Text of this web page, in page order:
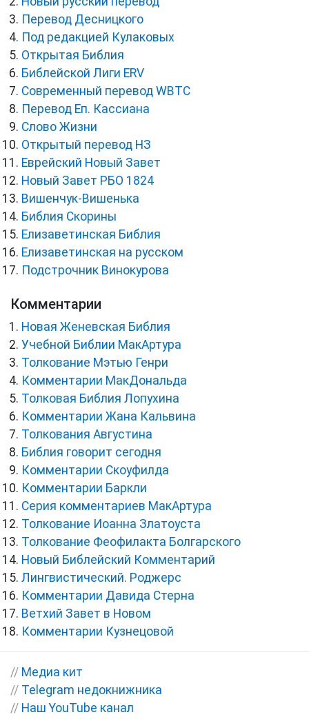
Перевод Десницкого
Под редакцией Кулаковых
Открытая Библия
Библейской Лиги ERV
Cовременный перевод WBTC
Перевод Еп. Кассиана
Слово Жизни
Открытый перевод НЗ
Еврейский Новый Завет
Новый Завет РБО 1824
Вишенчук-Вишенька
Библия Скорины
Елизаветинская Библия
Елизаветинская на русском
Подстрочник Винокурова
Комментарии
Новая Женевская Библия
Учебной Библии МакАртура
Толкование Мэтью Генри
Комментарии МакДональда
Толковая Библия Лопухина
Комментарии Жана Кальвина
Толкования Августина
Библия говорит сегодня
Комментарии Скоуфилда
Комментарии Баркли
Серия комментариев МакАртура
Толкование Иоанна Златоуста
Толкование Феофилакта Болгарского
Новый Библейский Комментарий
Лингвистический. Роджерс
Комментарии Давида Стерна
Ветхий Завет в Новом
Комментарии Кузнецовой
// Медиа кит
// Telegram недокнижника
// Наш YouTube канал